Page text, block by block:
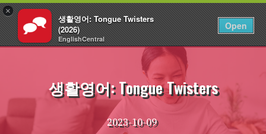
×
생활영어: Tongue Twisters
(2026)
EnglishCentral
Open
로그인 KO
Skip
생활영어: Tongue Twisters
2023-10-09